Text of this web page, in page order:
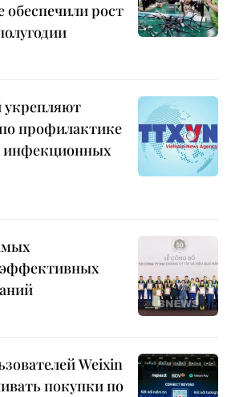
рост
укрепляют
профилактике
инфекционных
Weixin
покупки по